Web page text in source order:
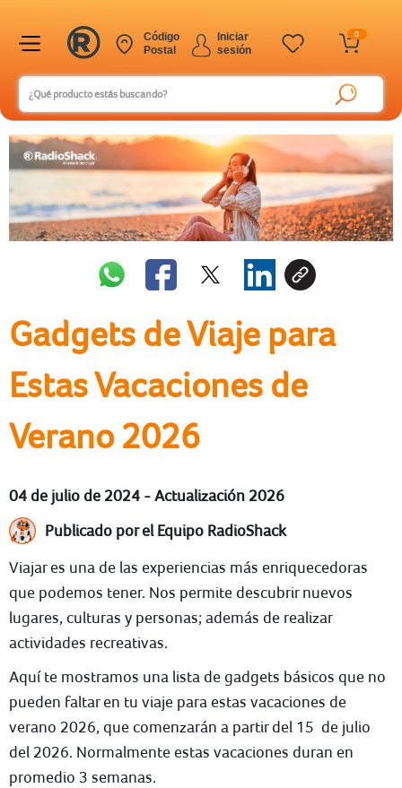
0
Iniciar
sesión
Código
Postal
Gadgets de Viaje para
Estas Vacaciones de
Verano 2026
04 de julio de 2024 - Actualización 2026
Publicado por el Equipo RadioShack
Viajar es una de las experiencias más enriquecedoras
que podemos tener. Nos permite descubrir nuevos
lugares, culturas y personas; además de realizar
actividades recreativas.
Aquí te mostramos una lista de gadgets básicos que no
pueden faltar en tu viaje para estas vacaciones de
verano 2026, que comenzarán a partir del 15 de julio
del 2026. Normalmente estas vacaciones duran en
promedio 3 semanas.